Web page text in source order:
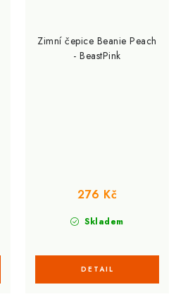
Zimní čepice Beanie Peach
- BeastPink
Skladem
276 Kč